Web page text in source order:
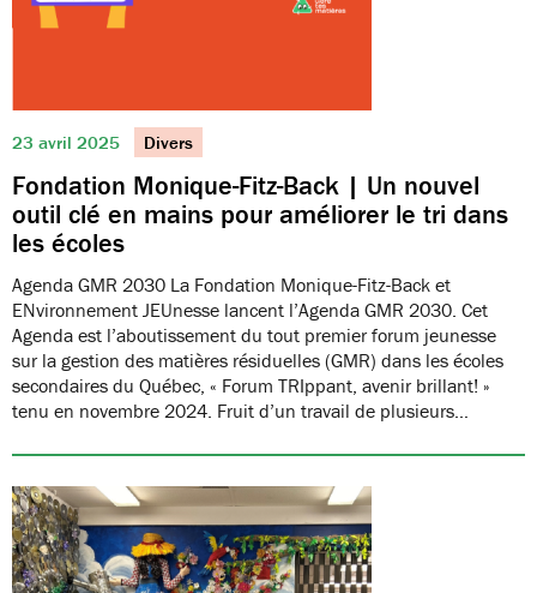
23 avril 2025 Divers
Fondation Monique-Fitz-Back | Un nouvel
outil clé en mains pour améliorer le tri dans
les écoles
Agenda GMR 2030 La Fondation Monique-Fitz-Back et
ENvironnement JEUnesse lancent l’Agenda GMR 2030. Cet
Agenda est l’aboutissement du tout premier forum jeunesse
sur la gestion des matières résiduelles (GMR) dans les écoles
secondaires du Québec, « Forum TRIppant, avenir brillant! »
tenu en novembre 2024. Fruit d’un travail de plusieurs…